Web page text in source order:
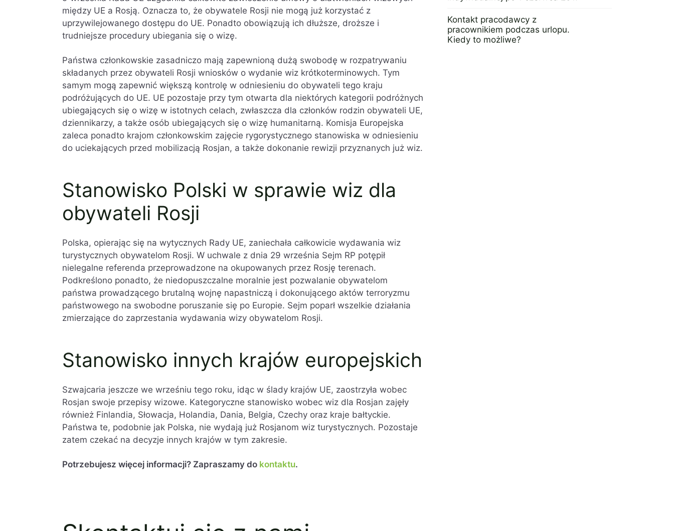
między UE a Rosją. Oznacza to, że obywatele Rosji nie mogą już korzystać z
uprzywilejowanego dostępu do UE. Ponadto obowiązują ich dłuższe, droższe i
trudniejsze procedury ubiegania się o wizę.
Państwa członkowskie zasadniczo mają zapewnioną dużą swobodę w rozpatrywaniu
składanych przez obywateli Rosji wniosków o wydanie wiz krótkoterminowych. Tym
samym mogą zapewnić większą kontrolę w odniesieniu do obywateli tego kraju
podróżujących do UE. UE pozostaje przy tym otwarta dla niektórych kategorii podróżnych
ubiegających się o wizę w istotnych celach, zwłaszcza dla członków rodzin obywateli UE,
dziennikarzy, a także osób ubiegających się o wizę humanitarną. Komisja Europejska
zaleca ponadto krajom członkowskim zajęcie rygorystycznego stanowiska w odniesieniu
do uciekających przed mobilizacją Rosjan, a także dokonanie rewizji przyznanych już wiz.
Stanowisko Polski w sprawie wiz dla
obywateli Rosji
Polska, opierając się na wytycznych Rady UE, zaniechała całkowicie wydawania wiz
turystycznych obywatelom Rosji. W uchwale z dnia 29 września Sejm RP potępił
nielegalne referenda przeprowadzone na okupowanych przez Rosję terenach.
Podkreślono ponadto, że niedopuszczalne moralnie jest pozwalanie obywatelom
państwa prowadzącego brutalną wojnę napastniczą i dokonującego aktów terroryzmu
państwowego na swobodne poruszanie się po Europie. Sejm poparł wszelkie działania
zmierzające do zaprzestania wydawania wizy obywatelom Rosji.
Stanowisko innych krajów europejskich
Szwajcaria jeszcze we wrześniu tego roku, idąc w ślady krajów UE, zaostrzyła wobec
Rosjan swoje przepisy wizowe. Kategoryczne stanowisko wobec wiz dla Rosjan zajęły
również Finlandia, Słowacja, Holandia, Dania, Belgia, Czechy oraz kraje bałtyckie.
Państwa te, podobnie jak Polska, nie wydają już Rosjanom wiz turystycznych. Pozostaje
zatem czekać na decyzje innych krajów w tym zakresie.
Potrzebujesz więcej informacji? Zapraszamy do kontaktu.
Kontakt pracodawcy z
pracownikiem podczas urlopu.
Kiedy to możliwe?